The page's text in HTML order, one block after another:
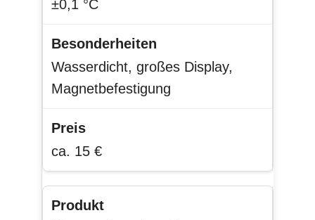
±0,1 °C
Wasserdicht, großes Display,
Magnetbefestigung
ca. 15 €